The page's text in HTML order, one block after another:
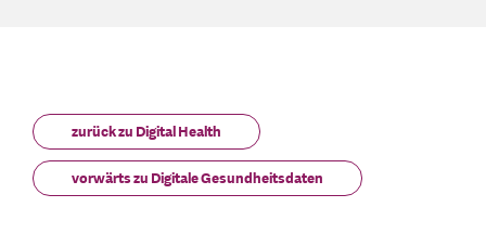
zurück zu Digital Health
vorwärts zu Digitale Gesundheitsdaten